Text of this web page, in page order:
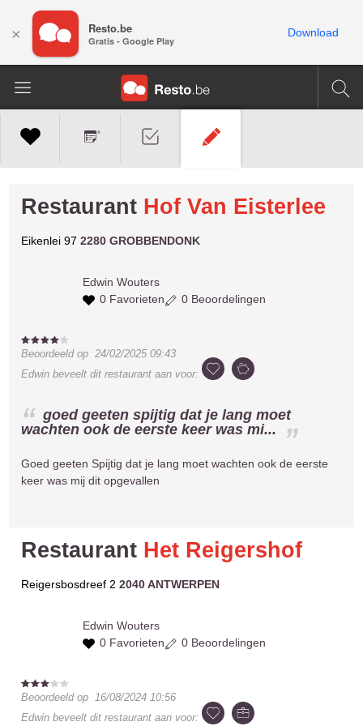
Restaurant Hof Van Eisterlee
Eikenlei 97 2280 GROBBENDONK
Edwin Wouters
0 Favorieten
0 Beoordelingen
Beoordeeld op24/02/2025 09:43
Edwin beveelt dit restaurant aan voor:
goed geeten spijtig dat je lang moet
wachten ook de eerste keer was mi...
Goed geeten Spijtig dat je lang moet wachten ook de eerste
keer was mij dit opgevallen
Restaurant Het Reigershof
Reigersbosdreef 22040 ANTWERPEN
Edwin Wouters
0 Favorieten
0 Beoordelingen
Beoordeeld op16/08/2024 10:56
Edwin beveelt dit restaurant aan voor:
× Resto.be
Gratis - Google Play
Download